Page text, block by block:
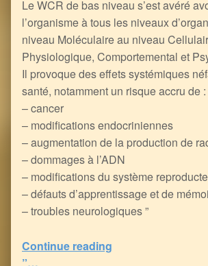
Le WCR de bas niveau s’est avéré
l’organisme à tous les niveaux
niveau Moléculaire au niveau
Physiologique, Comportemental et
Il provoque des effets systémiques
santé, notamment un risque accru de :
– cancer
– modifications endocriniennes
– augmentation de la production de
– dommages à l’ADN
– modifications du système
– défauts d’apprentissage et de
– troubles neurologiques ”
Continue reading